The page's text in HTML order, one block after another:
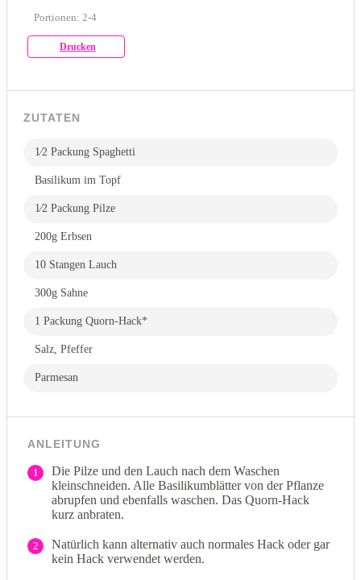
Portionen: 2-4
Drucken
ZUTATEN
1⁄2 Packung Spaghetti
Basilikum im Topf
1⁄2 Packung Pilze
200g Erbsen
10 Stangen Lauch
300g Sahne
1 Packung Quorn-Hack*
Salz, Pfeffer
Parmesan
ANLEITUNG
1
Die Pilze und den Lauch nach dem Waschen
kleinschneiden. Alle Basilikumblätter von der Pflanze
abrupfen und ebenfalls waschen. Das Quorn-Hack
kurz anbraten.
2
Natürlich kann alternativ auch normales Hack oder gar
kein Hack verwendet werden.